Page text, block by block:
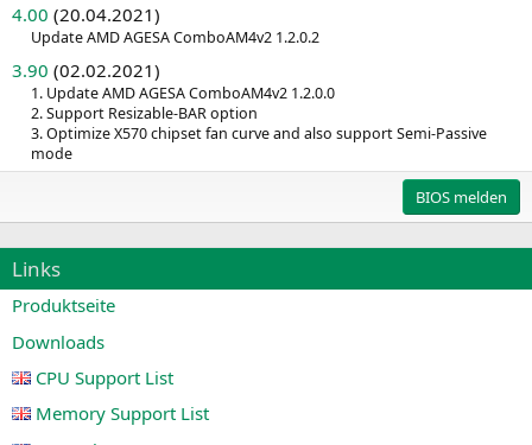
4.00 (20.04.2021)
Update AMD AGESA ComboAM4v2 1.2.0.2
3.90 (02.02.2021)
1. Update AMD AGESA ComboAM4v2 1.2.0.0
2. Support Resizable-BAR option
3. Optimize X570 chipset fan curve and also support Semi-Passive
mode
BIOS melden
Links
Produktseite
Downloads
CPU Support List
Memory Support List